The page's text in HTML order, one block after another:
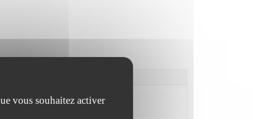
vous souhaitez activer